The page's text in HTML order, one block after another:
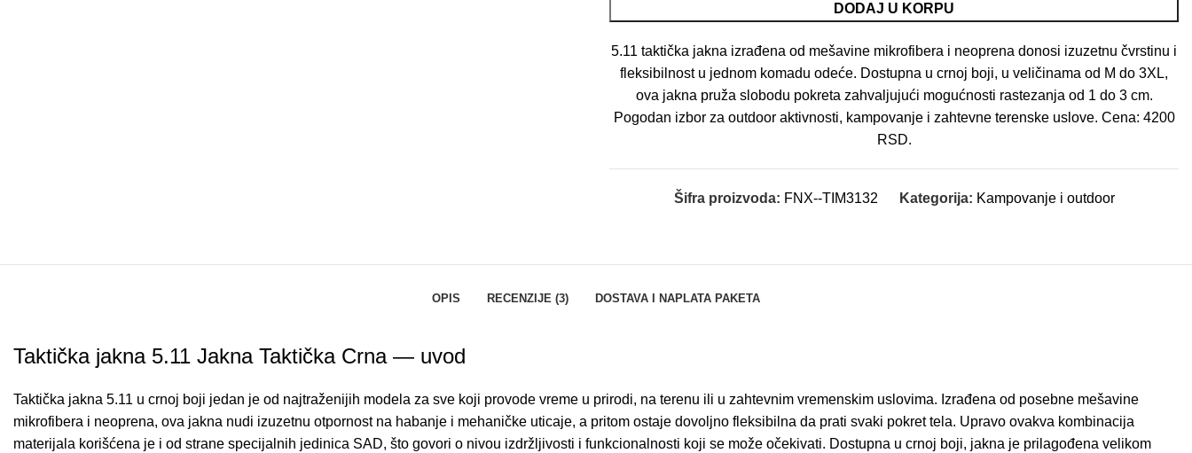
DODAJ U KORPU
5.11 taktička jakna izrađena od mešavine mikrofibera i neoprena donosi izuzetnu čvrstinu i
fleksibilnost u jednom komadu odeće. Dostupna u crnoj boji, u veličinama od M do 3XL,
ova jakna pruža slobodu pokreta zahvaljujući mogućnosti rastezanja od 1 do 3 cm.
Pogodan izbor za outdoor aktivnosti, kampovanje i zahtevne terenske uslove. Cena: 4200
RSD.
Šifra proizvoda: FNX--TIM3132 Kategorija: Kampovanje i outdoor
OPIS RECENZIJE (3) DOSTAVA I NAPLATA PAKETA
Taktička jakna 5.11 Jakna Taktička Crna — uvod
Taktička jakna 5.11 u crnoj boji jedan je od najtraženijih modela za sve koji provode vreme u prirodi, na terenu ili u zahtevnim vremenskim uslovima. Izrađena od posebne mešavine
mikrofibera i neoprena, ova jakna nudi izuzetnu otpornost na habanje i mehaničke uticaje, a pritom ostaje dovoljno fleksibilna da prati svaki pokret tela. Upravo ovakva kombinacija
materijala korišćena je i od strane specijalnih jedinica SAD, što govori o nivou izdržljivosti i funkcionalnosti koji se može očekivati. Dostupna u crnoj boji, jakna je prilagođena velikom